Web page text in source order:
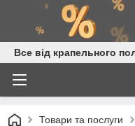
Все від крапельного
Товари та послуги